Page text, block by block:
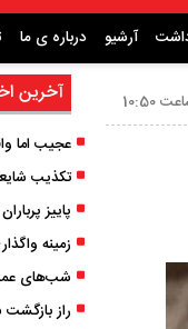
آرشیو درباره ی ما
آخرین
عجیب اما
تکذیب
پاییز